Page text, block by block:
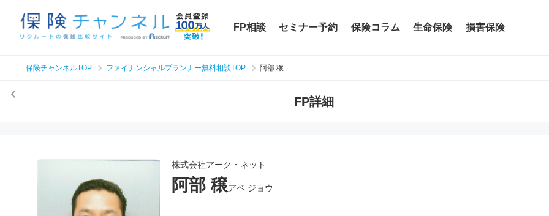
FP相談 セミナー予約 保険コラム 生命保険 損害保険
保険チャンネルTOP ファイナンシャルプランナー無料相談TOP 阿部 穣
FP詳細
株式会社アーク・ネット
阿部 穣アベ ジョウ